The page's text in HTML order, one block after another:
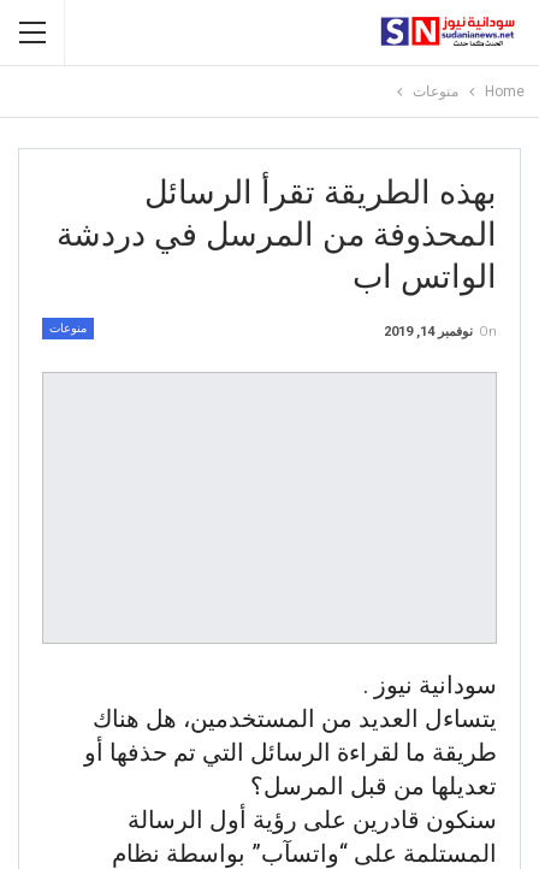
Home منوعات
بهذه الطريقة تقرأ الرسائل
المحذوفة من المرسل في دردشة
الواتس اب
منوعات On نوفمبر 14, 2019
سودانية نيوز .
يتساءل العديد من المستخدمين، هل هناك
طريقة ما لقراءة الرسائل التي تم حذفها أو
تعديلها من قبل المرسل؟
سنكون قادرين على رؤية أول الرسالة
المستلمة على “واتسآب” بواسطة نظام